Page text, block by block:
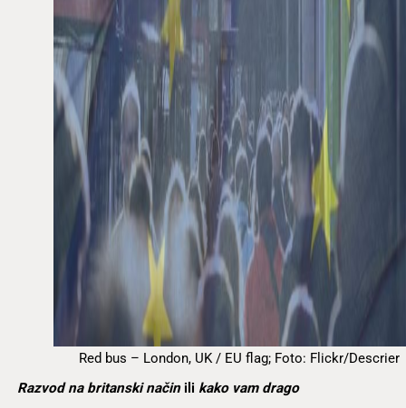
Red bus – London, UK / EU flag; Foto: Flickr/Descrier
Razvod na britanski način ili kako vam drago